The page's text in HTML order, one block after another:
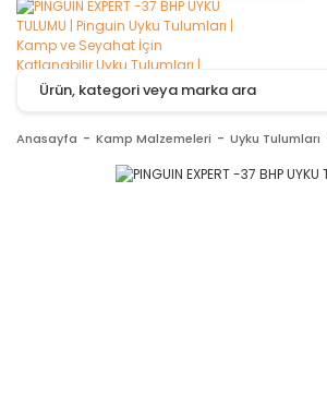
Anasayfa Kamp Malzemeleri Uyku Tulumları